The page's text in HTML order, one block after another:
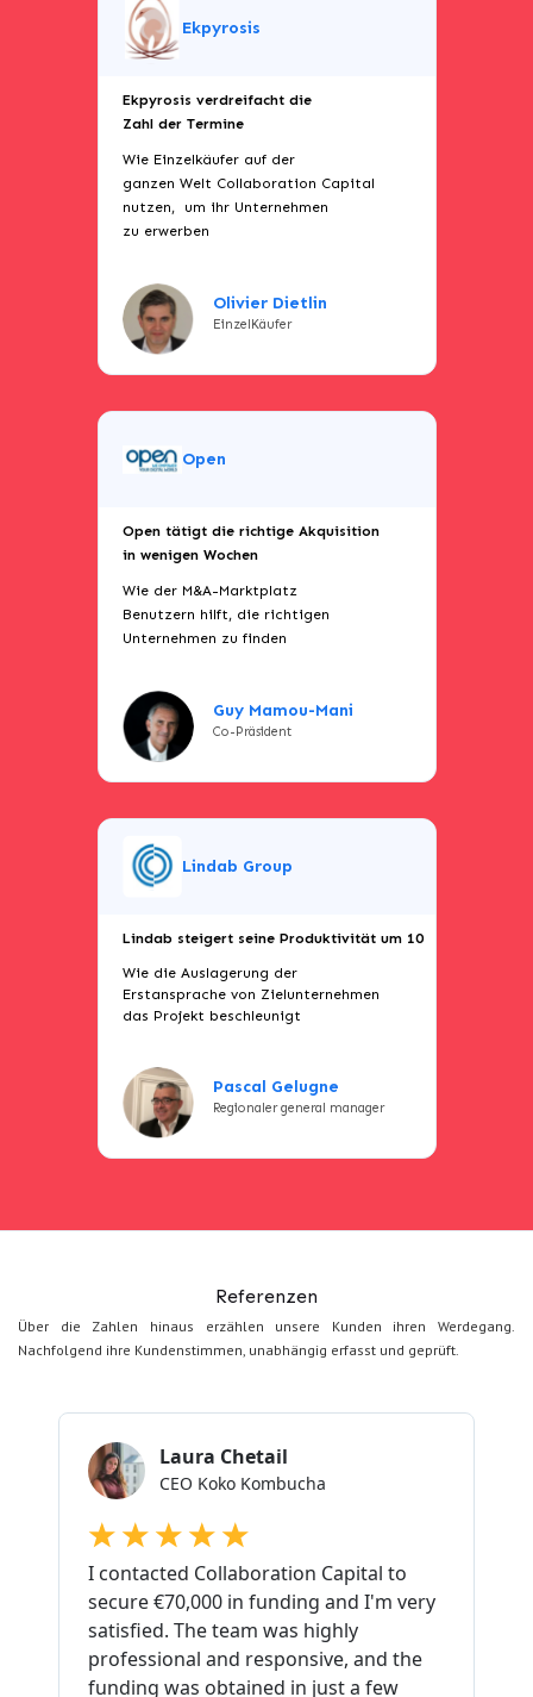
Ekpyrosis
Ekpyrosis verdreifacht die
Zahl der Termine
Wie Einzelkäufer auf der
ganzen Welt Collaboration Capital
nutzen, um ihr Unternehmen
zu erwerben
Olivier Dietlin
EinzelKäufer
Open
Open tätigt die richtige Akquisition
in wenigen Wochen
Wie der M&A-Marktplatz
Benutzern hilft, die richtigen
Unternehmen zu finden
Guy Mamou-Mani
Co-Präsident
Lindab Group
Lindab steigert seine Produktivität um 10
Wie die Auslagerung der
Erstansprache von Zielunternehmen
das Projekt beschleunigt
Pascal Gelugne
Regionaler general manager
Referenzen
Über die Zahlen hinaus erzählen unsere Kunden ihren Werdegang.
Nachfolgend ihre Kundenstimmen, unabhängig erfasst und geprüft.